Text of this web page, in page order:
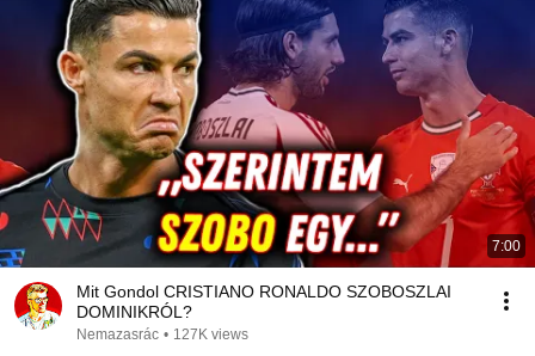
7:00
Mit Gondol CRISTIANO RONALDO SZOBOSZLAI
DOMINIKRÓL?
Nemazasrác • 127K views